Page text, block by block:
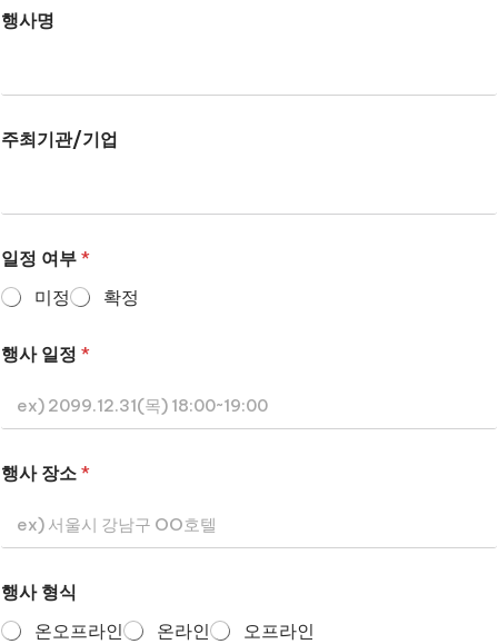
행사명
주최기관/기업
일정 여부 *
미정
확정
행사 일정 *
행사 장소 *
행사 형식
온오프라인
온라인 오프라인